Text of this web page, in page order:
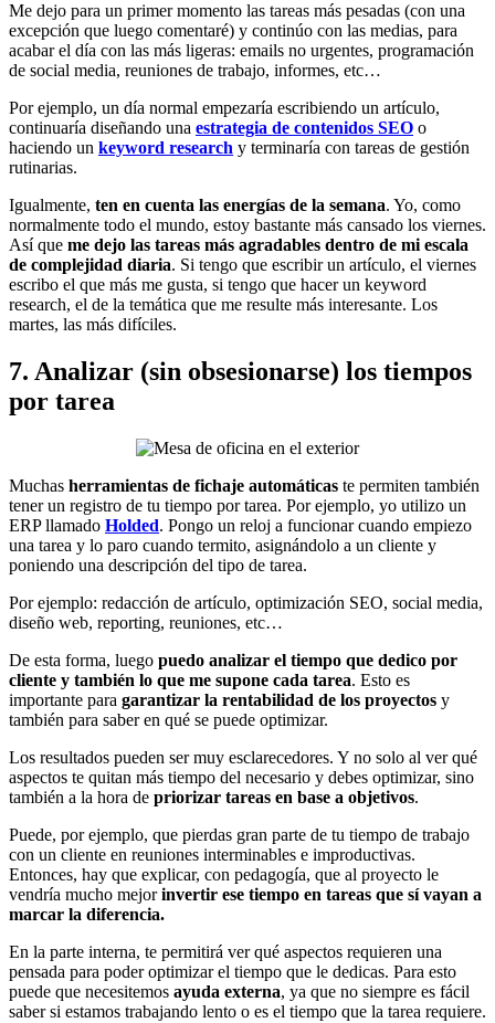
Me dejo para un primer momento las tareas más pesadas (con una
excepción que luego comentaré) y continúo con las medias, para
acabar el día con las más ligeras: emails no urgentes, programación
de social media, reuniones de trabajo, informes, etc…
Por ejemplo, un día normal empezaría escribiendo un artículo,
continuaría diseñando una estrategia de contenidos SEO o
haciendo un keyword research y terminaría con tareas de gestión
rutinarias.
Igualmente, ten en cuenta las energías de la semana. Yo, como
normalmente todo el mundo, estoy bastante más cansado los viernes.
Así que me dejo las tareas más agradables dentro de mi escala
de complejidad diaria. Si tengo que escribir un artículo, el viernes
escribo el que más me gusta, si tengo que hacer un keyword
research, el de la temática que me resulte más interesante. Los
martes, las más difíciles.
7. Analizar (sin obsesionarse) los tiempos
por tarea
Muchas herramientas de fichaje automáticas te permiten también
tener un registro de tu tiempo por tarea. Por ejemplo, yo utilizo un
ERP llamado Holded. Pongo un reloj a funcionar cuando empiezo
una tarea y lo paro cuando termito, asignándolo a un cliente y
poniendo una descripción del tipo de tarea.
Por ejemplo: redacción de artículo, optimización SEO, social media,
diseño web, reporting, reuniones, etc…
De esta forma, luego puedo analizar el tiempo que dedico por
cliente y también lo que me supone cada tarea. Esto es
importante para garantizar la rentabilidad de los proyectos y
también para saber en qué se puede optimizar.
Los resultados pueden ser muy esclarecedores. Y no solo al ver qué
aspectos te quitan más tiempo del necesario y debes optimizar, sino
también a la hora de priorizar tareas en base a objetivos.
Puede, por ejemplo, que pierdas gran parte de tu tiempo de trabajo
con un cliente en reuniones interminables e improductivas.
Entonces, hay que explicar, con pedagogía, que al proyecto le
vendría mucho mejorinvertir ese tiempo en tareas que sí vayan a
marcar la diferencia.
En la parte interna, te permitirá ver qué aspectos requieren una
pensada para poder optimizar el tiempo que le dedicas. Para esto
puede que necesitemos ayuda externa, ya que no siempre es fácil
saber si estamos trabajando lento o es el tiempo que la tarea requiere.